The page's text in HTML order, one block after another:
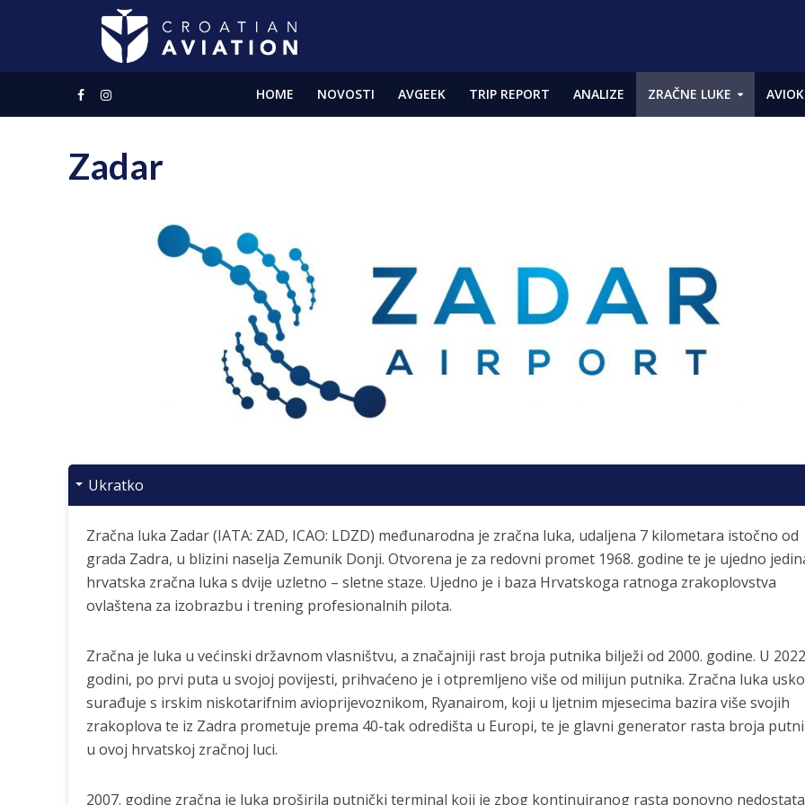
HOME NOVOSTI AVGEEK TRIP REPORT ANALIZE ZRAČNE LUKE
Zadar
Ukratko
Zračna luka Zadar (IATA: ZAD, ICAO: LDZD) međunarodna je zračna luka, udaljena 7 kilometara istočno od
grada Zadra, u blizini naselja Zemunik Donji. Otvorena je za redovni promet 1968. godine te je ujedno
hrvatska zračna luka s dvije uzletno – sletne staze. Ujedno je i baza Hrvatskoga ratnoga zrakoplovstva
ovlaštena za izobrazbu i trening profesionalnih pilota.
Zračna je luka u većinski državnom vlasništvu, a značajniji rast broja putnika bilježi od 2000. godine. U
godini, po prvi puta u svojoj povijesti, prihvaćeno je i otpremljeno više od milijun putnika. Zračna luka usko
surađuje s irskim niskotarifnim avioprijevoznikom, Ryanairom, koji u ljetnim mjesecima bazira više svojih
zrakoplova te iz Zadra prometuje prema 40-tak odredišta u Europi, te je glavni generator rasta broja
u ovoj hrvatskoj zračnoj luci.
2007. godine zračna je luka proširila putnički terminal koji je zbog kontinuiranog rasta ponovno